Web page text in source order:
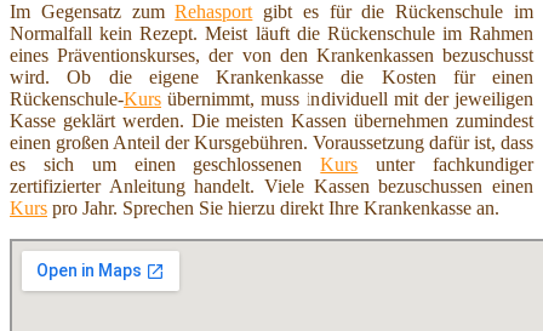
Im Gegensatz zumRehasportgibt es für die Rückenschule im
Normalfall kein Rezept. Meist läuft die Rückenschule im Rahmen
eines Präventionskurses, der von den Krankenkassen bezuschusst
wird. Ob die eigene Krankenkasse die Kosten für einen
Rückenschule-Kurs übernimmt, muss individuell mit der jeweiligen
Kasse geklärt werden. Die meisten Kassen übernehmen zumindest
einen großen Anteil der Kursgebühren. Voraussetzung dafür ist, dass
es sich um einen geschlossenenKurs unter fachkundiger
zertifizierter Anleitung handelt. Viele Kassen bezuschussen einen
Kurs pro Jahr. Sprechen Sie hierzu direkt Ihre Krankenkasse an.